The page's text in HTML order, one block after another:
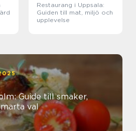
Restaurang i Uppsala:
Guiden till mat, miljö och
upplevelse
Guide till smaker,
val